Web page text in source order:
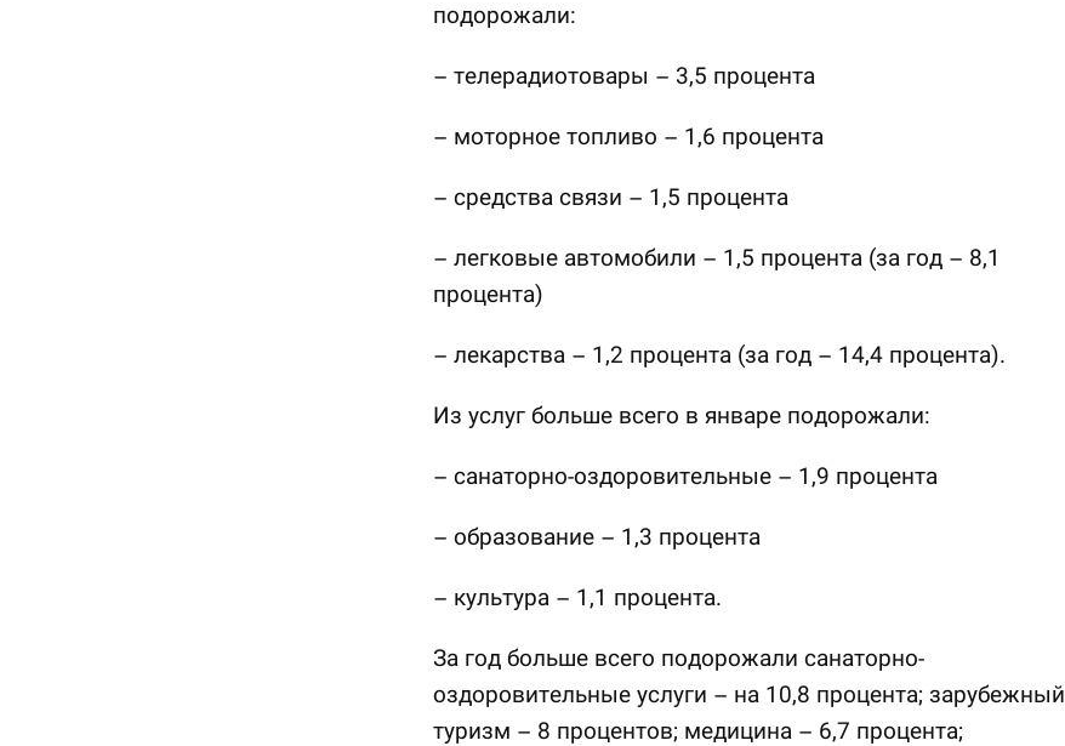
подорожали:
– телерадиотовары – 3,5 процента
– моторное топливо – 1,6 процента
– средства связи – 1,5 процента
– легковые автомобили – 1,5 процента (за год – 8,1
процента)
– лекарства – 1,2 процента (за год – 14,4 процента).
Из услуг больше всего в январе подорожали:
– санаторно-оздоровительные – 1,9 процента
– образование – 1,3 процента
– культура – 1,1 процента.
За год больше всего подорожали санаторно-
оздоровительные услуги – на 10,8 процента; зарубежный
туризм – 8 процентов; медицина – 6,7 процента;